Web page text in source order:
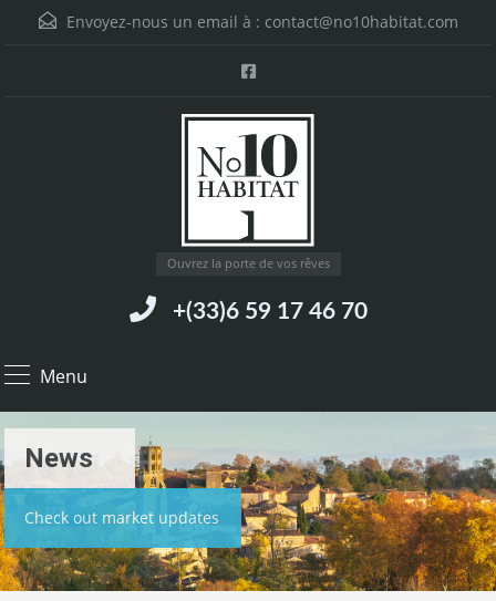
Envoyez-nous un email à : contact@no10habitat.com
Ouvrez la porte de vos rêves
+(33)6 59 17 46 70
Menu
News
Check out market updates